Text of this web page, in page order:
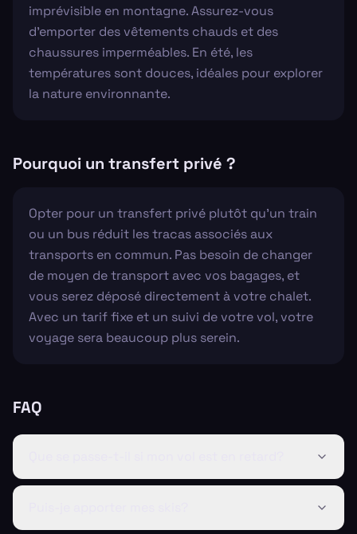
imprévisible en montagne. Assurez-vous
d'emporter des vêtements chauds et des
chaussures imperméables. En été, les
températures sont douces, idéales pour explorer
la nature environnante.
Pourquoi un transfert privé ?
Opter pour un transfert privé plutôt qu'un train
ou un bus réduit les tracas associés aux
transports en commun. Pas besoin de changer
de moyen de transport avec vos bagages, et
vous serez déposé directement à votre chalet.
Avec un tarif fixe et un suivi de votre vol, votre
voyage sera beaucoup plus serein.
FAQ